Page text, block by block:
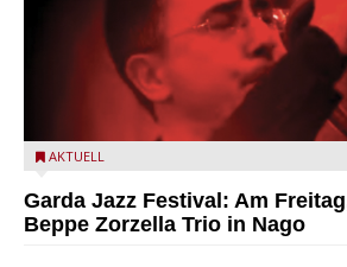
Beppe Zorzella Trio zu Gast beim Garda
AKTUELL
Garda Jazz Festival: Am
Beppe Zorzella Trio in Nago